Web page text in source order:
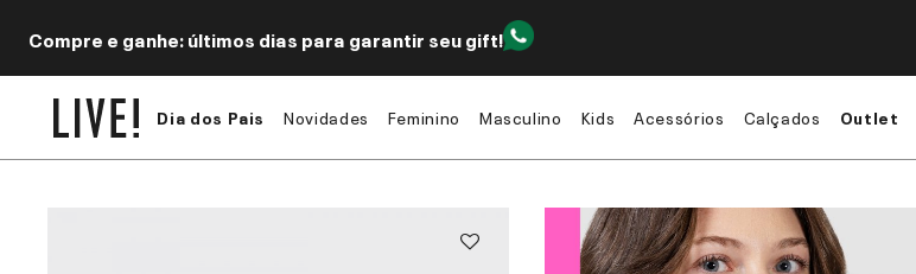
Compre e ganhe: últimos dias para garantir seu gift!
Dia dos Pais Novidades Feminino Masculino Kids Acessórios Calçados Outlet